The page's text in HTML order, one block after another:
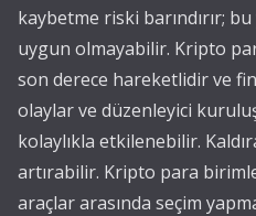
kaybetme riski barındırır;
uygun olmayabilir. Kripto
son derece hareketlidir ve
olaylar ve düzenleyici
kolaylıkla etkilenebilir.
artırabilir. Kripto para
araçlar arasında seçim